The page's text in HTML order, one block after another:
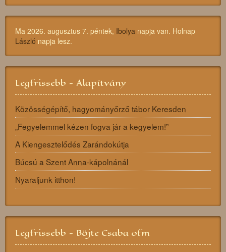
Ma 2026. augusztus 7. péntek, Ibolya napja van. Holnap
László napja lesz.
Legfrissebb - Alapítvány
Közösségépítő, hagyományőrző tábor Keresden
„Fegyelemmel kézen fogva jár a kegyelem!”
A Kiengesztelődés Zarándokútja
Búcsú a Szent Anna-kápolnánál
Nyaraljunk itthon!
Legfrissebb - Böjte Csaba ofm